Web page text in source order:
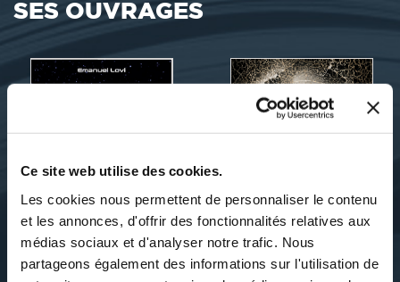
Ce site web utilise des cookies.
Les cookies nous permettent de personnaliser le contenu
et les annonces, d'offrir des fonctionnalités relatives aux
médias sociaux et d'analyser notre trafic. Nous
partageons également des informations sur l'utilisation de
SES OUVRAGES